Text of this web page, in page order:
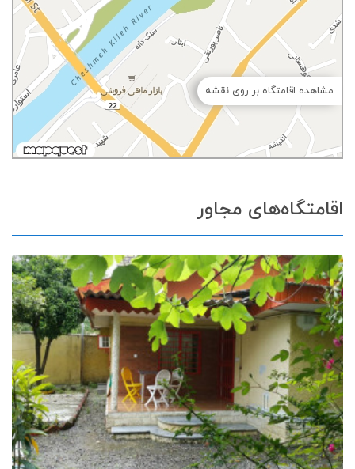
مشاهده اقامتگاه بر روی نقشه
اقامتگاه‌های مجاور